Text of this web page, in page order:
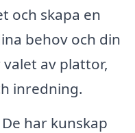
och skapa en
behov och din
av plattor,
inredning.
De har kunskap